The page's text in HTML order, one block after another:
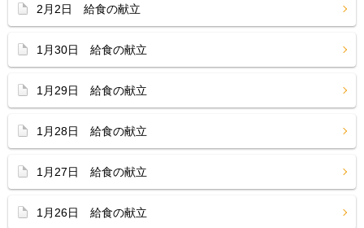
2月2日 給食の献立
1月30日 給食の献立
1月29日 給食の献立
1月28日 給食の献立
1月27日 給食の献立
1月26日 給食の献立